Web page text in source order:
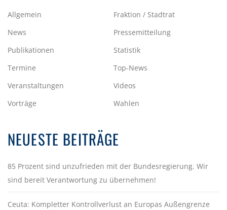
Allgemein
Fraktion / Stadtrat
News
Pressemitteilung
Publikationen
Statistik
Termine
Top-News
Veranstaltungen
Videos
Vorträge
Wahlen
NEUESTE BEITRÄGE
85 Prozent sind unzufrieden mit der Bundesregierung. Wir
sind bereit Verantwortung zu übernehmen!
Ceuta: Kompletter Kontrollverlust an Europas Außengrenze